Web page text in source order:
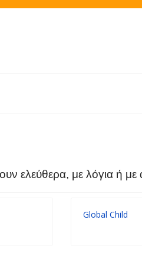
ελεύθερα, με λόγια ή
Global Child